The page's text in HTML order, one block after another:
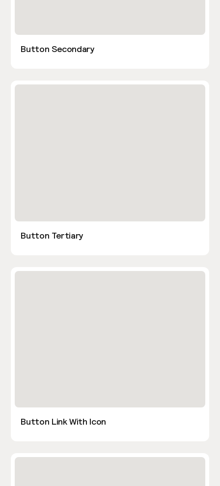
Button Secondary
Button Tertiary
Button Link With Icon